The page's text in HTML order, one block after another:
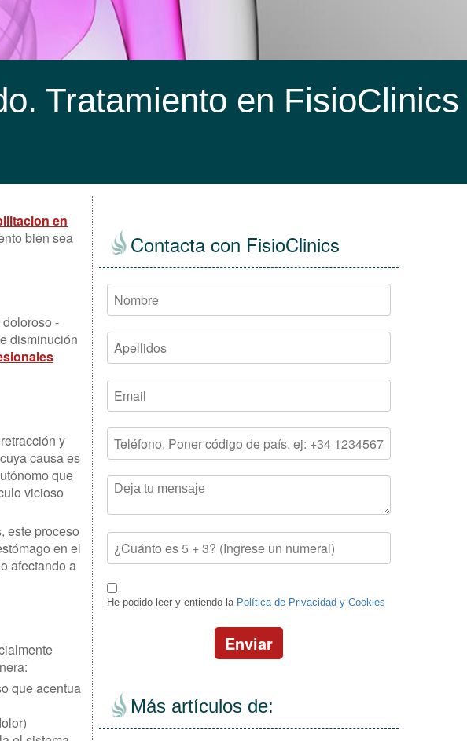
Tratamiento en FisioClinics
en
bien sea
-
disminución
y
causa es
que
vicioso
este proceso
en el
afectando a
que acentua
Contacta con FisioClinics
He podido leer y entiendo la Política de Privacidad y Cookies
Enviar
Más artículos de: